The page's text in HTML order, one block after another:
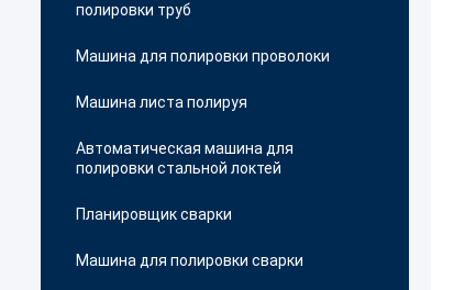
полировки труб
Машина для полировки проволоки
Машина листа полируя
Автоматическая машина для
полировки стальной локтей
Планировщик сварки
Машина для полировки сварки